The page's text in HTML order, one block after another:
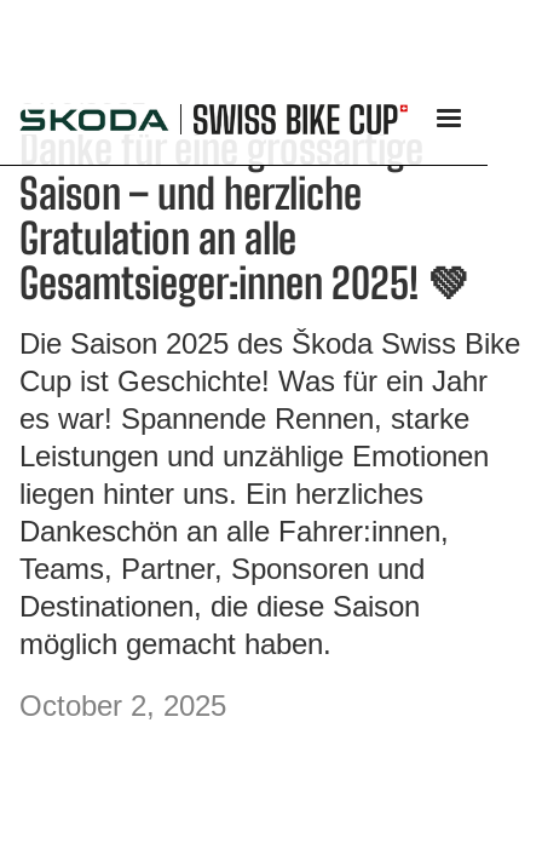
2/10/2025
Danke für eine grossartige
Saison – und herzliche
Gratulation an alle
Gesamtsieger:innen 2025! 💚
Die Saison 2025 des Škoda Swiss Bike
Cup ist Geschichte! Was für ein Jahr
es war! Spannende Rennen, starke
Leistungen und unzählige Emotionen
liegen hinter uns. Ein herzliches
Dankeschön an alle Fahrer:innen,
Teams, Partner, Sponsoren und
Destinationen, die diese Saison
möglich gemacht haben.
October 2, 2025